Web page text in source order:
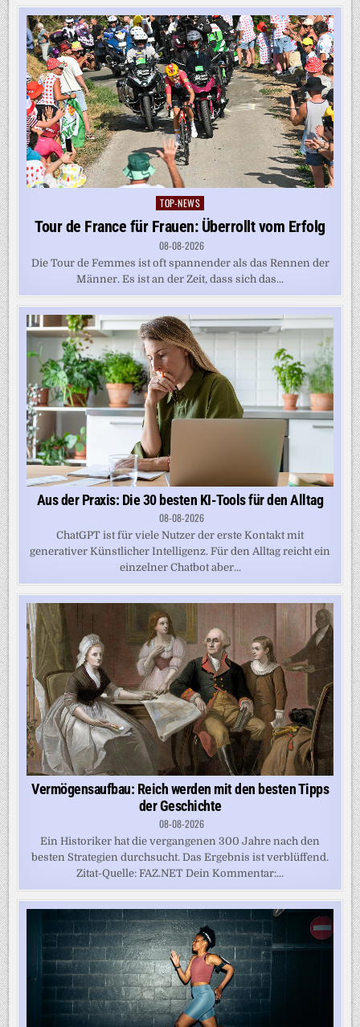
Posted
in
TOP-NEWS
Tour de France für Frauen: Überrollt vom Erfolg
08-08-2026
Die Tour de Femmes ist oft spannender als das Rennen der
Männer. Es ist an der Zeit, dass sich das...
Aus der Praxis: Die 30 besten KI-Tools für den Alltag
08-08-2026
ChatGPT ist für viele Nutzer der erste Kontakt mit
generativer Künstlicher Intelligenz. Für den Alltag reicht ein
einzelner Chatbot aber...
Vermögensaufbau: Reich werden mit den besten Tipps
der Geschichte
08-08-2026
Ein Historiker hat die vergangenen 300 Jahre nach den
besten Strategien durchsucht. Das Ergebnis ist verblüffend.
Zitat-Quelle: FAZ.NET Dein Kommentar:...